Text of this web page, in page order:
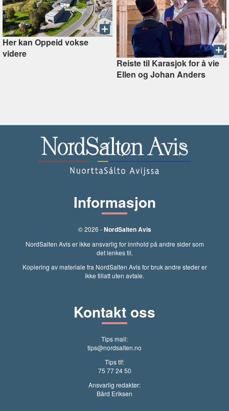
Her kan Oppeid vokse
videre
Reiste til Karasjok for å vie
Ellen og Johan Anders
Informasjon
© 2026 -NordSalten Avis
NordSalten Avis er ikke ansvarlig for innhold på andre sider som
det lenkes til.
Kopiering av materiale fra NordSalten Avis for bruk andre steder er
ikke tillatt uten avtale.
Kontakt oss
Tips mail:
tips@nordsalten.no
Tips tlf:
75 77 24 50
Ansvarlig redaktør:
Bård Eriksen